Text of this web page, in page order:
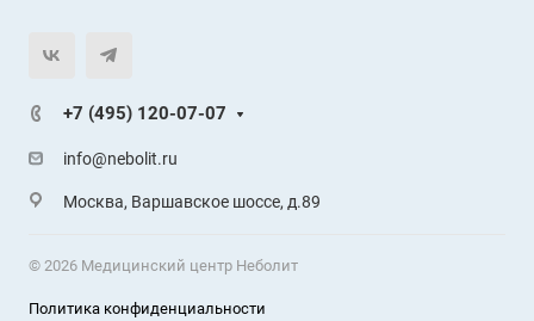
+7 (495) 120-07-07
info@nebolit.ru
Москва, Варшавское шоссе, д.89
© 2026 Медицинский центр Неболит
Политика конфиденциальности